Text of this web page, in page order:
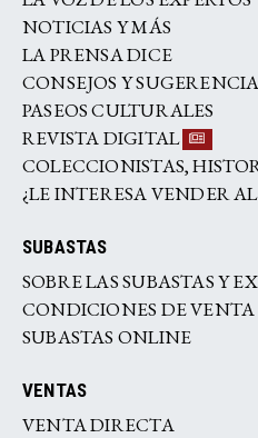
NOTICIAS Y MÁS
LA PRENSA DICE
CONSEJOS Y
PASEOS CULTURALES
REVISTA DIGITAL
COLECCIONISTAS,
¿LE INTERESA VENDER
SUBASTAS
SOBRE LAS SUBASTAS Y
CONDICIONES DE VENTA
SUBASTAS ONLINE
VENTAS
VENTA DIRECTA